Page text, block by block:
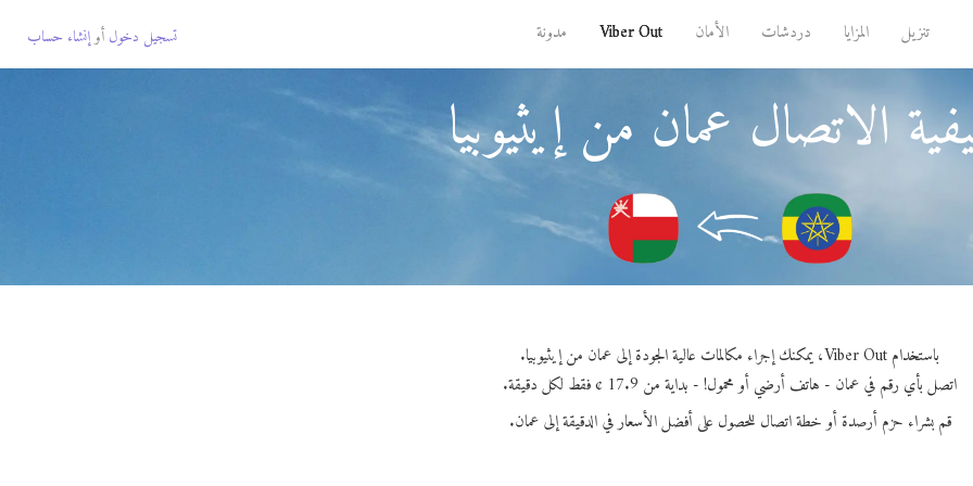
تنزيل المزايا دردشات الأمان Viber Out مدونة تسجيل دخول أوإنشاء حساب
الاتصال عمان من إيثيوبيا
باستخدام Viber Out، يمكنك إجراء مكالمات عالية الجودة إلى عمان من إيثيوبيا.
اتصل بأي رقم في عمان - هاتف أرضي أو محمول! - بداية من 17.9 ¢ فقط لكل دقيقة.
قم بشراء حزم أرصدة أو خطة اتصال للحصول على أفضل الأسعار في الدقيقة إلى عمان.